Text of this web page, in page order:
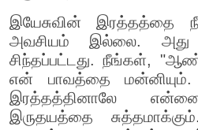
இயேசுவின் இரத்தத்தை
அவசியம் இல்லை. அது
சிந்தப்பட்டது. நீங்கள்,
என் பாவத்தை மன்னியும்.
இரத்தத்தினாலே
இருதயத்தை